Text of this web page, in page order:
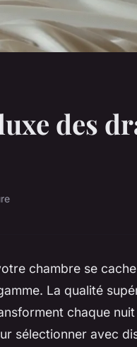
des
chambre se
La qualité
chaque
sélectionner avec